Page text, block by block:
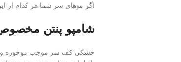
اگر موهای سر شما هر کدام از
شامپو پنتن
خشکی کف سر موجب موخوره و